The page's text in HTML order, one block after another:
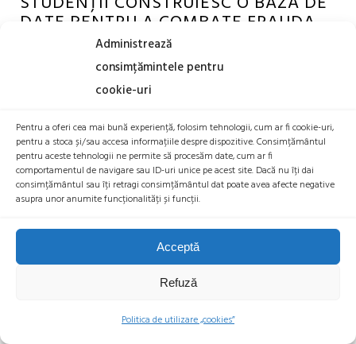
Administrează
consimțămintele pentru
cookie-uri
Pentru a oferi cea mai bună experiență, folosim tehnologii, cum ar fi cookie-uri,
pentru a stoca și/sau accesa informațiile despre dispozitive. Consimțământul
pentru aceste tehnologii ne permite să procesăm date, cum ar fi
comportamentul de navigare sau ID-uri unice pe acest site. Dacă nu îți dai
consimțământul sau îți retragi consimțământul dat poate avea afecte negative
asupra unor anumite funcționalități și funcții.
Acceptă
Refuză
Politica de utilizare „cookies”
DATE PENTRU A COMBATE FRAUDA
SECURITATE
Articol scris de Wu Mihu